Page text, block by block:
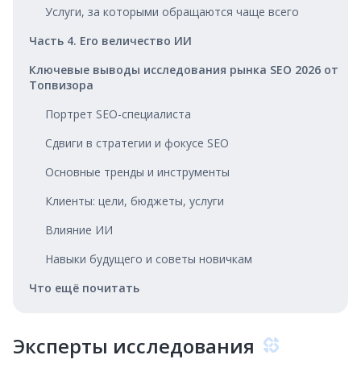
Услуги, за которыми обращаются чаще всего
Часть 4. Его величество ИИ
Ключевые выводы исследования рынка SEO 2026 от
Топвизора
Портрет SEO-специалиста
Сдвиги в стратегии и фокусе SEO
Основные тренды и инструменты
Клиенты: цели, бюджеты, услуги
Влияние ИИ
Навыки будущего и советы новичкам
Что ещё почитать
Эксперты исследования